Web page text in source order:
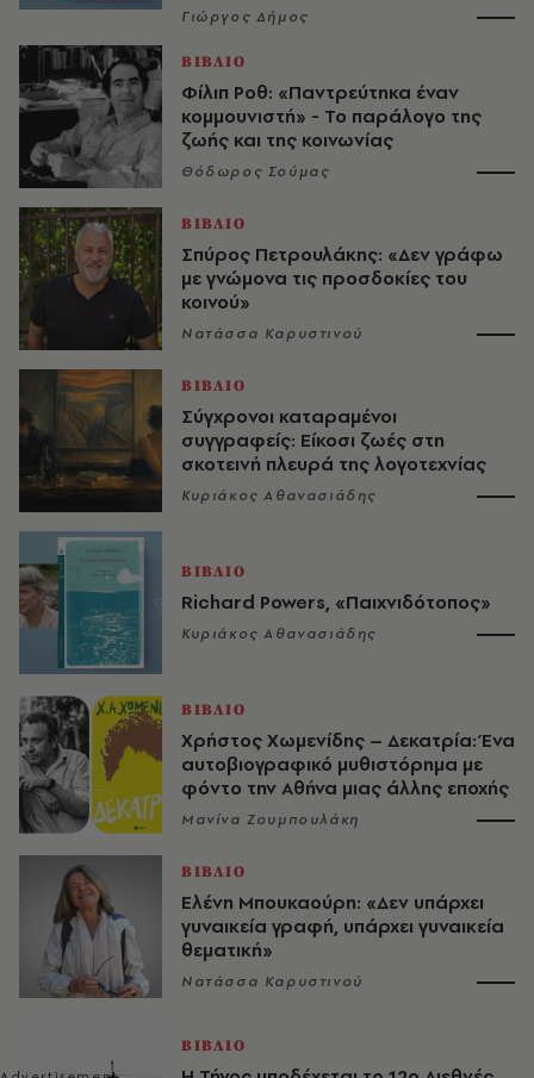
Γιώργος Δήμος
ΒΙΒΛΙΟ
Φίλιπ Ροθ: «Παντρεύτηκα έναν
κομμουνιστή» - Το παράλογο της
ζωής και της κοινωνίας
Θόδωρος Σούμας
ΒΙΒΛΙΟ
Σπύρος Πετρουλάκης: «Δεν γράφω
με γνώμονα τις προσδοκίες του
κοινού»
Νατάσσα Καρυστινού
ΒΙΒΛΙΟ
Σύγχρονοι καταραμένοι
συγγραφείς: Είκοσι ζωές στη
σκοτεινή πλευρά της λογοτεχνίας
Κυριάκος Αθανασιάδης
ΒΙΒΛΙΟ
Richard Powers, «Παιχνιδότοπος»
Κυριάκος Αθανασιάδης
ΒΙΒΛΙΟ
Χρήστος Χωμενίδης – Δεκατρία: Ένα
αυτοβιογραφικό μυθιστόρημα με
φόντο την Αθήνα μιας άλλης εποχής
Μανίνα Ζουμπουλάκη
ΒΙΒΛΙΟ
Ελένη Μπουκαούρη: «Δεν υπάρχει
γυναικεία γραφή, υπάρχει γυναικεία
θεματική»
Νατάσσα Καρυστινού
ΒΙΒΛΙΟ